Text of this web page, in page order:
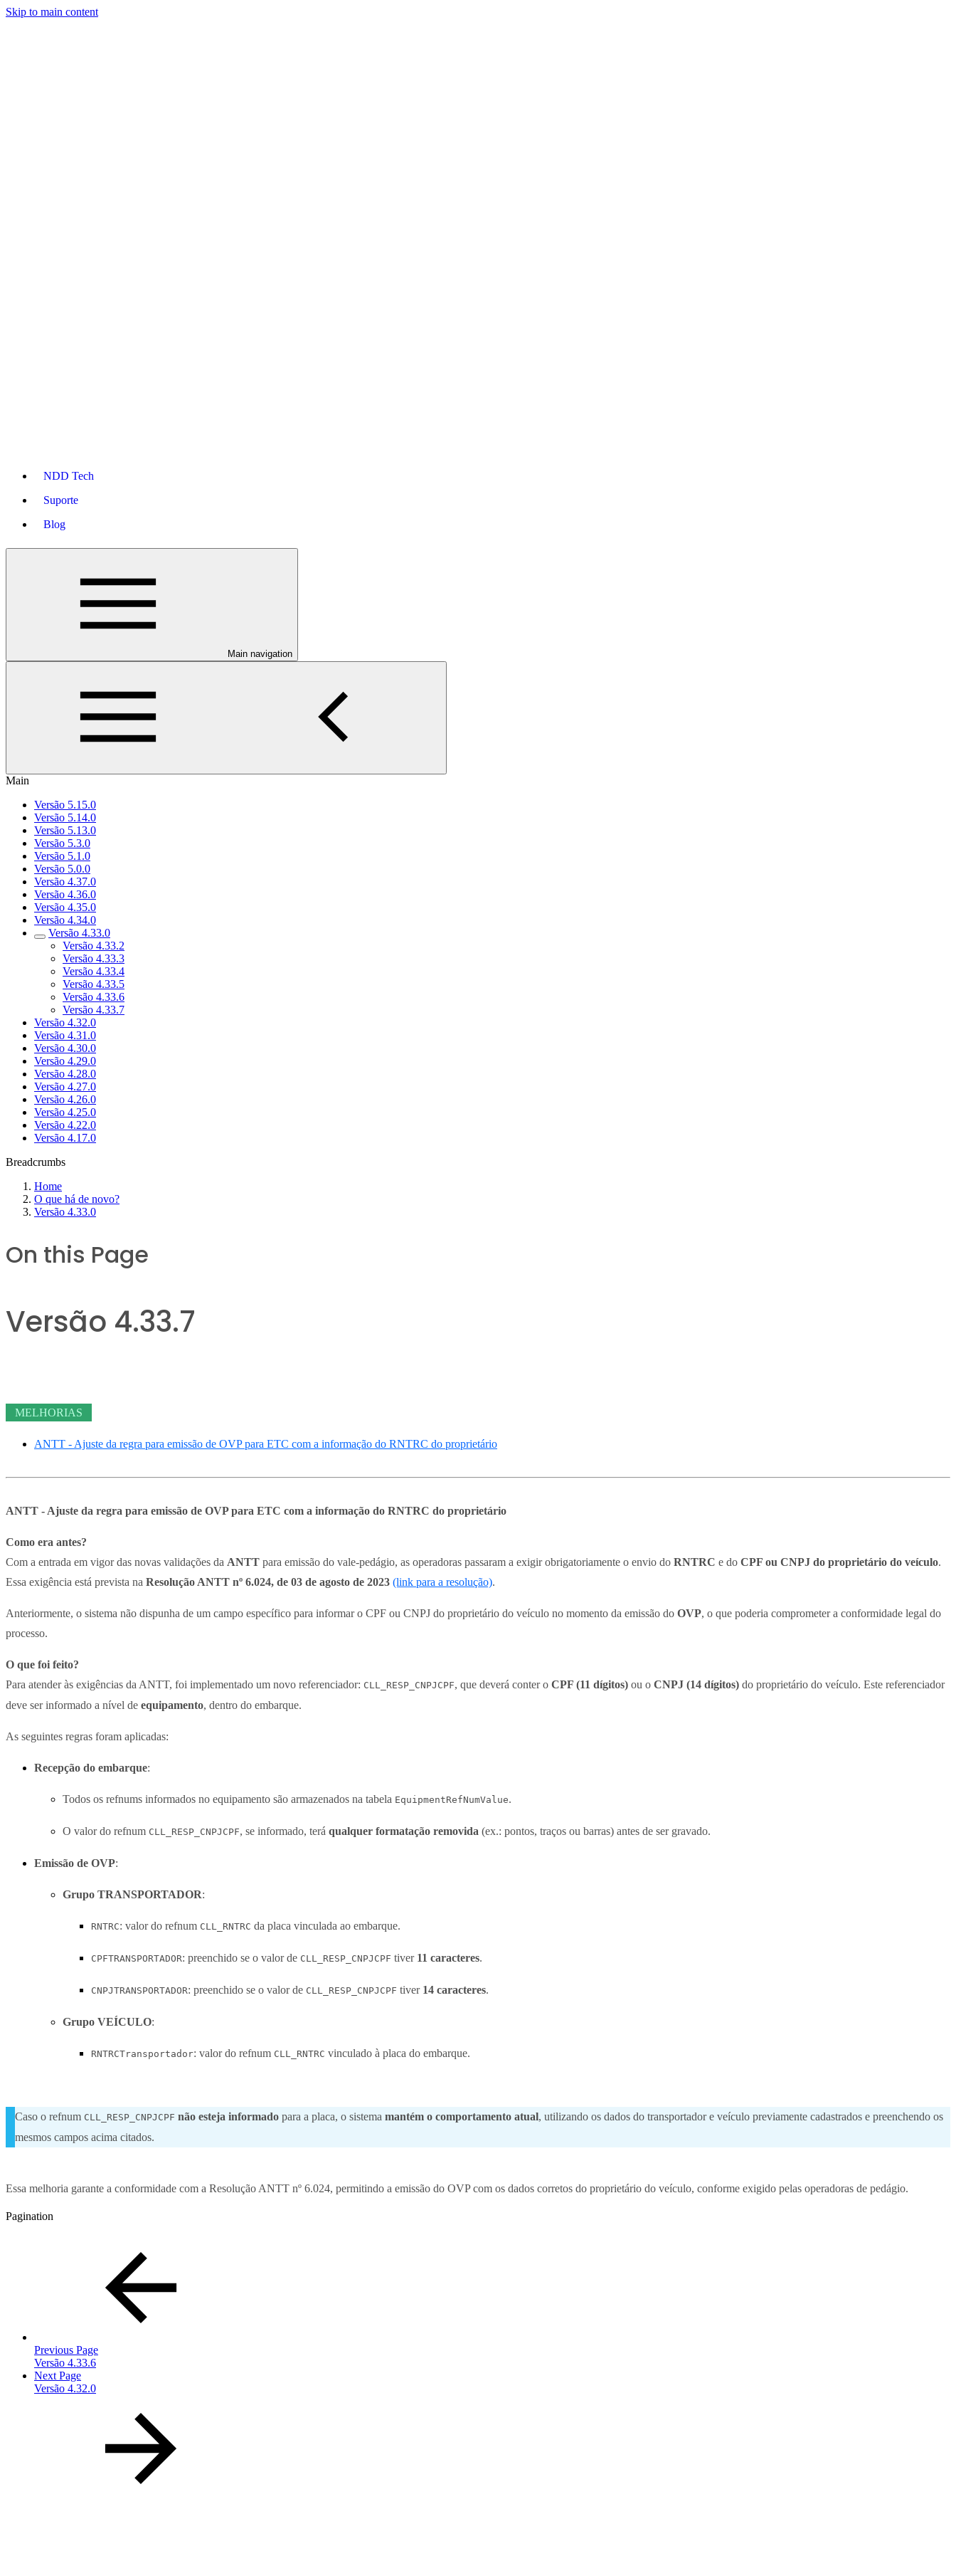
Skip to main content
NDD Tech
Suporte
Blog
Main navigation
Main
Versão 5.15.0
Versão 5.14.0
Versão 5.13.0
Versão 5.3.0
Versão 5.1.0
Versão 5.0.0
Versão 4.37.0
Versão 4.36.0
Versão 4.35.0
Versão 4.34.0
Versão 4.33.0
Versão 4.33.2
Versão 4.33.3
Versão 4.33.4
Versão 4.33.5
Versão 4.33.6
Versão 4.33.7
Versão 4.32.0
Versão 4.31.0
Versão 4.30.0
Versão 4.29.0
Versão 4.28.0
Versão 4.27.0
Versão 4.26.0
Versão 4.25.0
Versão 4.22.0
Versão 4.17.0
Breadcrumbs
Home
O que há de novo?
Versão 4.33.0
On this Page
Versão 4.33.7
MELHORIAS
ANTT - Ajuste da regra para emissão de OVP para ETC com a informação do RNTRC do proprietário
ANTT - Ajuste da regra para emissão de OVP para ETC com a informação do RNTRC do proprietário
Como era antes?
Com a entrada em vigor das novas validações da ANTT para emissão do vale-pedágio, as operadoras passaram a exigir obrigatoriamente o envio do RNTRC e do CPF ou CNPJ do proprietário do veículo.
Essa exigência está prevista na Resolução ANTT nº 6.024, de 03 de agosto de 2023 (link para a resolução).
Anteriormente, o sistema não dispunha de um campo específico para informar o CPF ou CNPJ do proprietário do veículo no momento da emissão do OVP, o que poderia comprometer a conformidade legal do
processo.
O que foi feito?
Para atender às exigências da ANTT, foi implementado um novo referenciador: CLL_RESP_CNPJCPF, que deverá conter o CPF (11 dígitos) ou o CNPJ (14 dígitos) do proprietário do veículo. Este referenciador
deve ser informado a nível de equipamento, dentro do embarque.
As seguintes regras foram aplicadas:
Recepção do embarque:
Todos os refnums informados no equipamento são armazenados na tabela EquipmentRefNumValue.
O valor do refnum CLL_RESP_CNPJCPF, se informado, terá qualquer formatação removida (ex.: pontos, traços ou barras) antes de ser gravado.
Emissão de OVP:
Grupo TRANSPORTADOR:
RNTRC: valor do refnum CLL_RNTRC da placa vinculada ao embarque.
CPFTRANSPORTADOR: preenchido se o valor de CLL_RESP_CNPJCPF tiver 11 caracteres.
CNPJTRANSPORTADOR: preenchido se o valor de CLL_RESP_CNPJCPF tiver 14 caracteres.
Grupo VEÍCULO:
RNTRCTransportador: valor do refnum CLL_RNTRC vinculado à placa do embarque.
Caso o refnum CLL_RESP_CNPJCPF não esteja informadopara a placa, o sistema mantém o comportamento atual, utilizando os dados do transportador e veículo previamente cadastrados e preenchendo os
mesmos campos acima citados.
Essa melhoria garante a conformidade com a Resolução ANTT nº 6.024, permitindo a emissão do OVP com os dados corretos do proprietário do veículo, conforme exigido pelas operadoras de pedágio.
Pagination
Previous Page
Versão 4.33.6
Next Page
Versão 4.32.0